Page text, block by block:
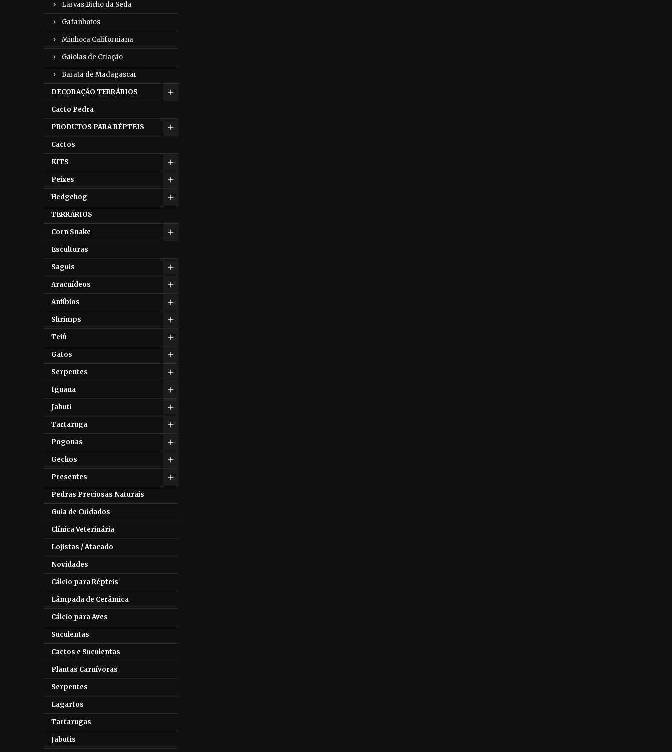
Larvas Bicho da Seda
Gafanhotos
Minhoca Californiana
Gaiolas de Criação
Barata de Madagascar
DECORAÇÃO TERRÁRIOS
Cacto Pedra
PRODUTOS PARA RÉPTEIS
Cactos
KITS
Peixes
Hedgehog
TERRÁRIOS
Corn Snake
Esculturas
Saguis
Aracnídeos
Anfíbios
Shrimps
Teiú
Gatos
Serpentes
Iguana
Jabuti
Tartaruga
Pogonas
Geckos
Presentes
Pedras Preciosas Naturais
Guia de Cuidados
Clínica Veterinária
Lojistas / Atacado
Novidades
Cálcio para Répteis
Lâmpada de Cerâmica
Cálcio para Aves
Suculentas
Cactos e Suculentas
Plantas Carnívoras
Serpentes
Lagartos
Tartarugas
Jabutis